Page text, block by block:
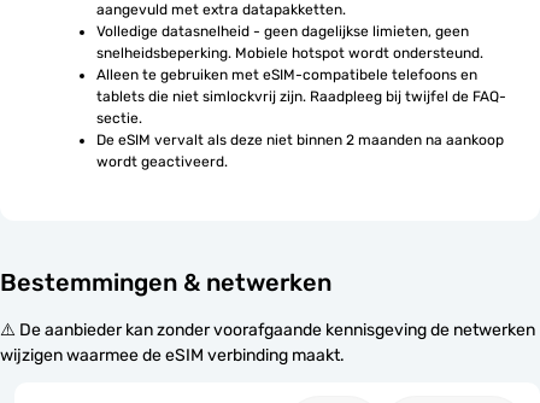
aangevuld met extra datapakketten.
Volledige datasnelheid - geen dagelijkse limieten, geen
snelheidsbeperking. Mobiele hotspot wordt ondersteund.
Alleen te gebruiken met eSIM-compatibele telefoons en
tablets die niet simlockvrij zijn. Raadpleeg bij twijfel de FAQ-
sectie.
De eSIM vervalt als deze niet binnen 2 maanden na aankoop
wordt geactiveerd.
Bestemmingen & netwerken
⚠️ De aanbieder kan zonder voorafgaande kennisgeving de netwerken
wijzigen waarmee de eSIM verbinding maakt.